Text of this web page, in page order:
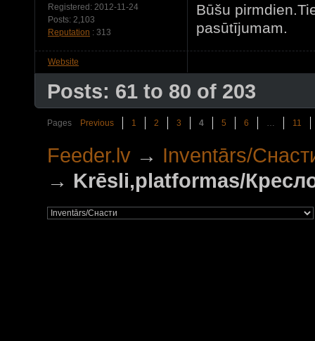
Registered: 2012-11-24
Posts: 2,103
Reputation : 313
Būšu
pasūtījumam.
Website
Posts: 61 to 80 of 203
Pages Previous 1 2 3 4 5 6 … 11
Feeder.lv → Inventārs/
→ Krēsli,platformas/